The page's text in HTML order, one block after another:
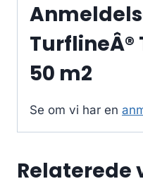
TurflineÂ®
50 m2
Se om vi har en
Relaterede